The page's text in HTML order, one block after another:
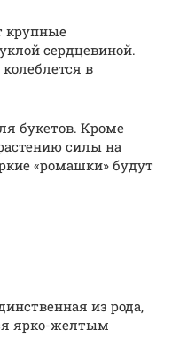
крупные
сердцевиной.
в
букетов. Кроме
силы на
«ромашки» будут
из рода,
ярко-желтым